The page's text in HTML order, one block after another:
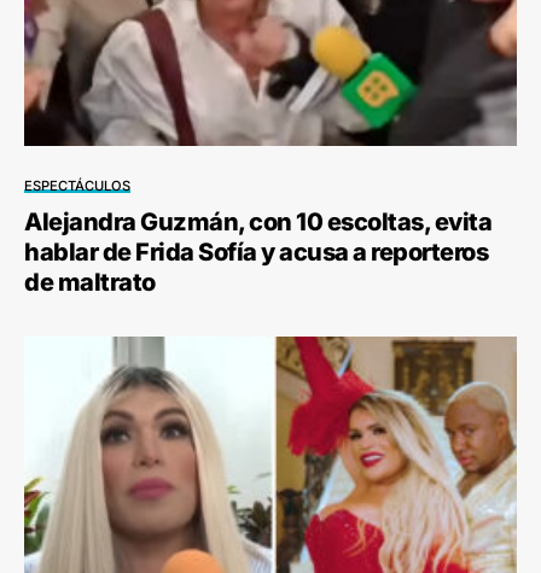
ESPECTÁCULOS
Alejandra Guzmán, con 10 escoltas, evita
hablar de Frida Sofía y acusa a reporteros
de maltrato